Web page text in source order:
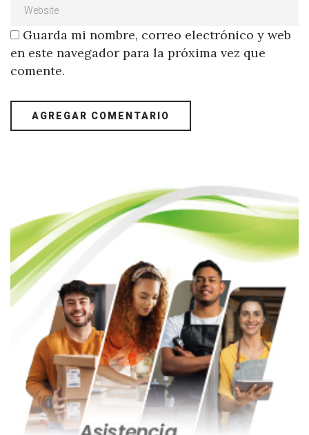
Guarda mi nombre, correo electrónico y web
en este navegador para la próxima vez que
comente.